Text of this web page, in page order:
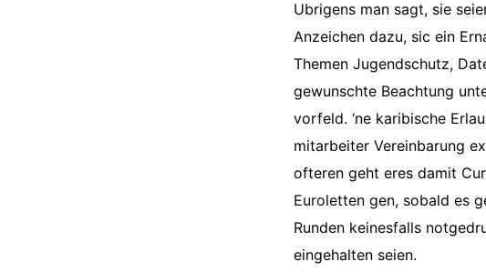
Ubrigens man sagt, sie
Anzeichen dazu, sic ein
Themen Jugendschutz,
gewunschte Beachtung
vorfeld. ‘ne karibische
mitarbeiter Vereinbarung
ofteren geht eres damit
Euroletten gen, sobald es
Runden keinesfalls
eingehalten seien.